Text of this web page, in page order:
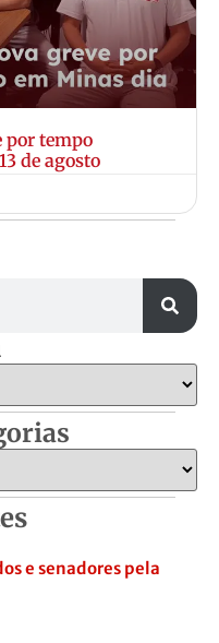
por tempo
de agosto
e senadores pela